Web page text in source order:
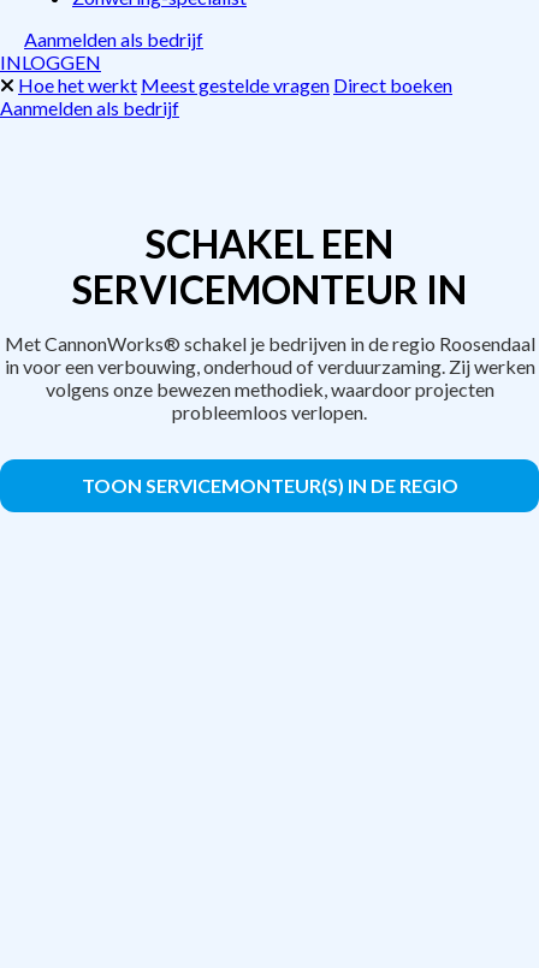
Aanmelden als bedrijf
INLOGGEN
Hoe het werkt Meest gestelde vragen Direct boeken
Aanmelden als bedrijf
SCHAKEL EEN
SERVICEMONTEUR IN
Met CannonWorks® schakel je bedrijven in de regio Roosendaal
in voor een verbouwing, onderhoud of verduurzaming. Zij werken
volgens onze bewezen methodiek, waardoor projecten
probleemloos verlopen.
TOON SERVICEMONTEUR(S) IN DE REGIO